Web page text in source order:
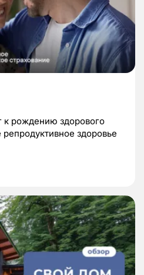
к рождению здорового
здоровье